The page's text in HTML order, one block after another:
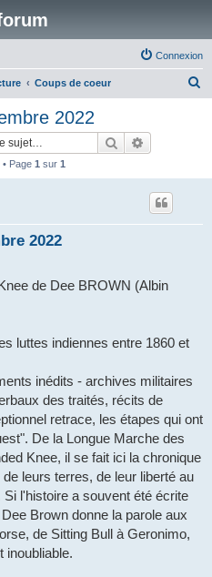
Connexion
Coups de coeur
2022
Rechercher
Page 1 sur 1
2022
de Dee BROWN (Albin
luttes indiennes entre 1860 et
inédits - archives militaires
des traités, récits de
retrace, les étapes qui ont
De la Longue Marche des
Knee, il se fait ici la chronique
leurs terres, de leur liberté au
l'histoire a souvent été écrite
Brown donne la parole aux
de Sitting Bull à Geronimo,
inoubliable.